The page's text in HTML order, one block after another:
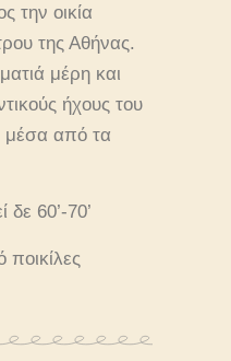
την οικία
της Αθήνας.
μέρη και
ήχους του
μέσα από τα
60’-70’